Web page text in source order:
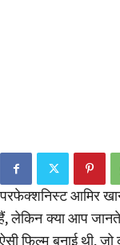
परफेक्शनिस्ट आमिर
लेकिन क्या आप
फिल्म बनाई थी, जो